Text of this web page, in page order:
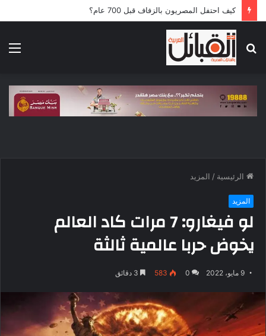
عن
الرئيسية / المزيد
المزيد
لو فيغارو: 7 مرات كاد العالم
يخوض حربا عالمية ثالثة
9 مايو، 2022 0
583